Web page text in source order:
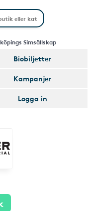
Simsällskap
Biobiljetter
Kampanjer
Logga in